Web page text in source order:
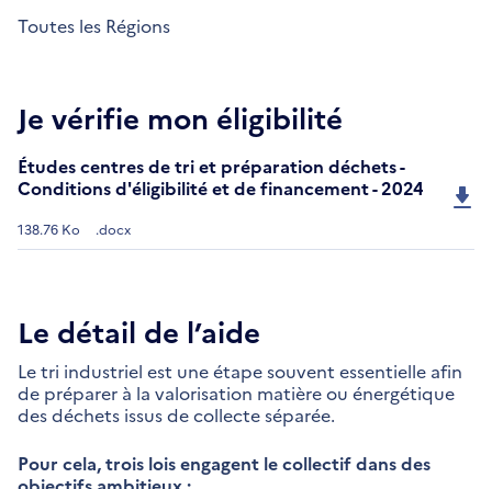
Toutes les Régions
Je vérifie mon éligibilité
Études centres de tri et préparation déchets -
Conditions d'éligibilité et de financement - 2024
138.76 Ko .docx
Le détail de l’aide
Le tri industriel est une étape souvent essentielle afin
de préparer à la valorisation matière ou énergétique
des déchets issus de collecte séparée.
Pour cela, trois lois engagent le collectif dans des